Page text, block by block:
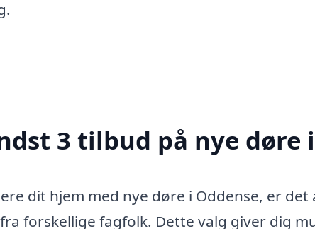
3 tilbud på nye døre
dit hjem med nye døre i Oddense, er det
forskellige fagfolk. Dette valg giver dig